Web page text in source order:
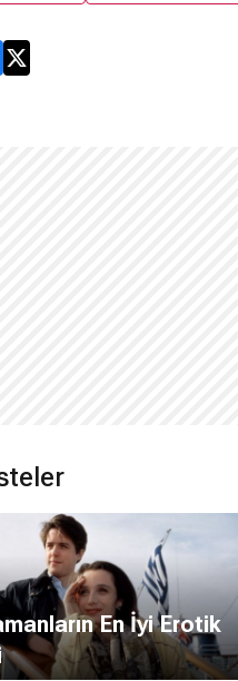
En İyi Erotik